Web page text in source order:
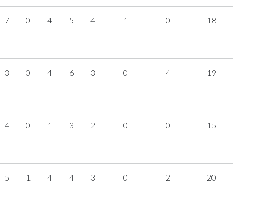
7 0 4 5 4 1 0 18
3 0 4 6 3 0 4 19
4 0 1 3 2 0 0 15
5 1 4 4 3 0 2 20